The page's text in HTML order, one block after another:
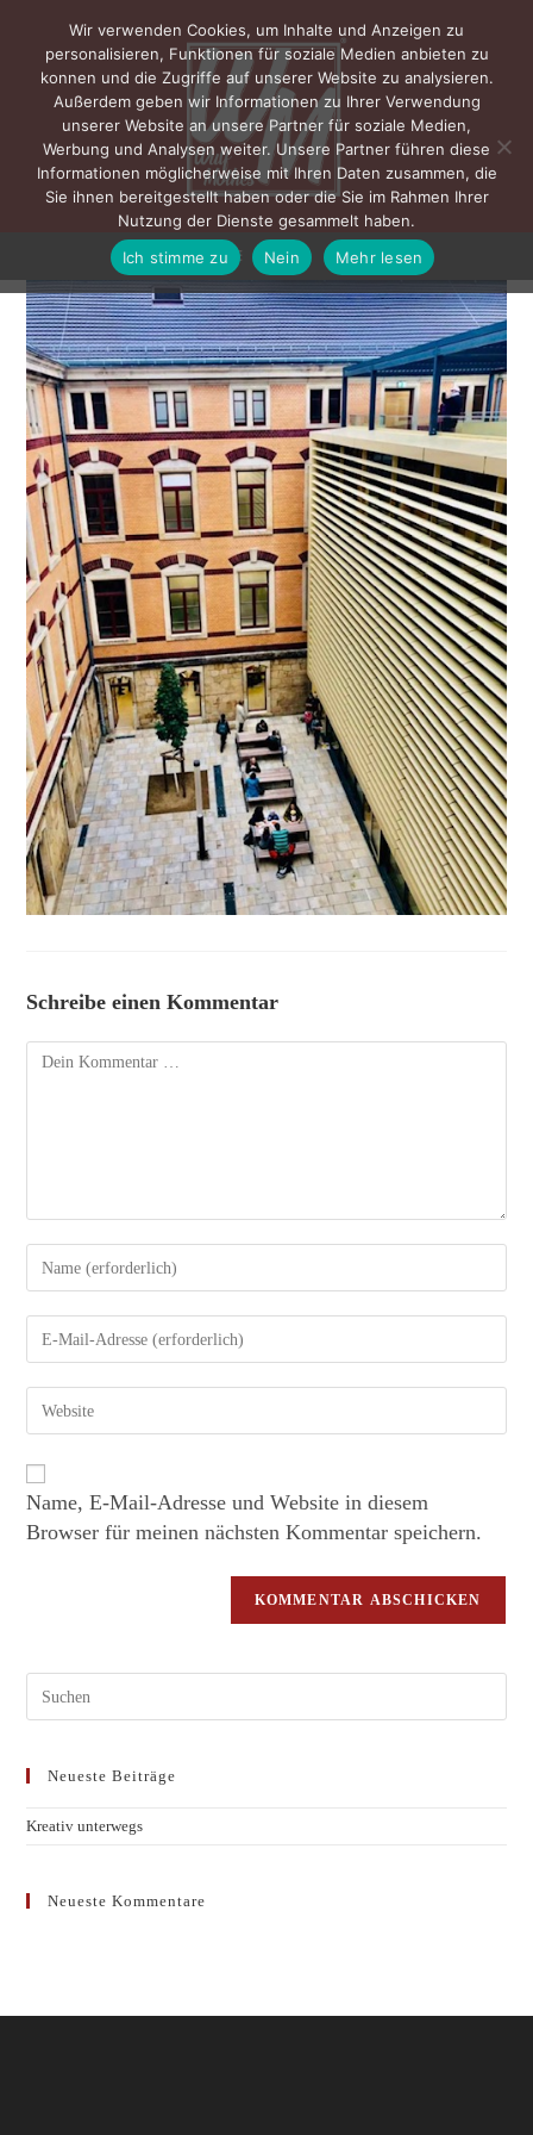
MENÜ
Schreibe einen Kommentar
Name, E-Mail-Adresse und Website in diesem
Browser für meinen nächsten Kommentar speichern.
Neueste Beiträge
Kreativ unterwegs
Neueste Kommentare
Wir verwenden Cookies, um Inhalte und Anzeigen zu
personalisieren, Funktionen für soziale Medien anbieten zu
konnen und die Zugriffe auf unserer Website zu analysieren.
Außerdem geben wir Informationen zu Ihrer Verwendung
unserer Website an unsere Partner für soziale Medien,
Werbung und Analysen weiter. Unsere Partner führen diese
Informationen möglicherweise mit Ihren Daten zusammen, die
Sie ihnen bereitgestellt haben oder die Sie im Rahmen Ihrer
Nutzung der Dienste gesammelt haben.
Ich stimme zu
Nein Mehr lesen